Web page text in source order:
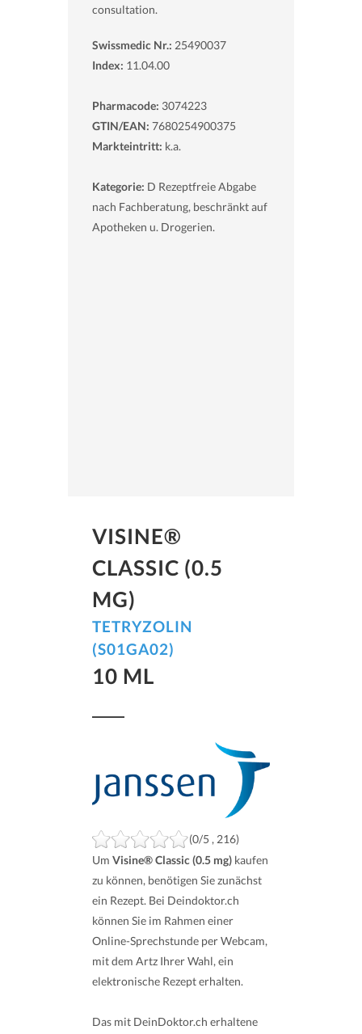
consultation.
Swissmedic Nr.: 25490037
Index: 11.04.00
Pharmacode: 3074223
GTIN/EAN: 7680254900375
Markteintritt: k.a.
Kategorie: D Rezeptfreie Abgabe
nach Fachberatung, beschränkt auf
Apotheken u. Drogerien.
VISINE®
CLASSIC (0.5
MG)
TETRYZOLIN
(S01GA02)
10 ML
(0/5 , 216)
Um Visine® Classic (0.5 mg) kaufen
zu können, benötigen Sie zunächst
ein Rezept. Bei Deindoktor.ch
können Sie im Rahmen einer
Online-Sprechstunde per Webcam,
mit dem Artz Ihrer Wahl, ein
elektronische Rezept erhalten.
Das mit DeinDoktor.ch erhaltene